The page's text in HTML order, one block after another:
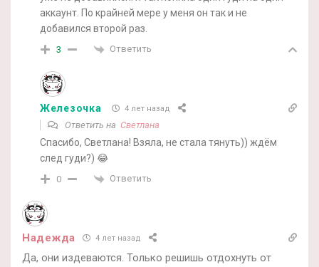
аккаунт. По крайней мере у меня он так и не
добавился второй раз.
3 Ответить
Железочка 4 лет назад
Ответить на Светлана
Спасибо, Светлана! Взяла, не стала тянуть)) ждём
след гуди?) 😂
0 Ответить
Надежда 4 лет назад
Да, они издеваются. Только решишь отдохнуть от